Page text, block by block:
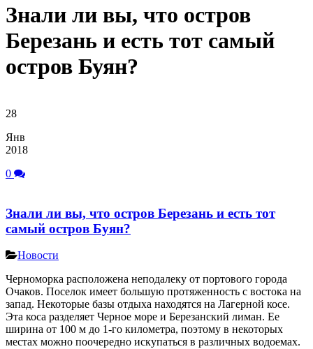
Знали ли вы, что остров
Березань и есть тот самый
остров Буян?
28
Янв
2018
0
Знали ли вы, что остров Березань и есть тот
самый остров Буян?
Новости
Черноморка расположена неподалеку от портового города
Очаков. Поселок имеет большую протяженность с востока на
запад. Некоторые базы отдыха находятся на Лагерной косе.
Эта коса разделяет Черное море и Березанский лиман. Ее
ширина от 100 м до 1-го километра, поэтому в некоторых
местах можно поочередно искупаться в различных водоемах.